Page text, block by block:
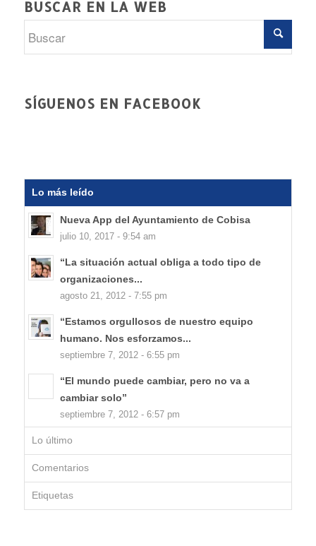
BUSCAR EN LA WEB
SÍGUENOS EN FACEBOOK
Lo más leído
Nueva App del Ayuntamiento de Cobisa
julio 10, 2017 - 9:54 am
“La situación actual obliga a todo tipo de
organizaciones...
agosto 21, 2012 - 7:55 pm
“Estamos orgullosos de nuestro equipo
humano. Nos esforzamos...
septiembre 7, 2012 - 6:55 pm
“El mundo puede cambiar, pero no va a
cambiar solo”
septiembre 7, 2012 - 6:57 pm
Lo último
Comentarios
Etiquetas